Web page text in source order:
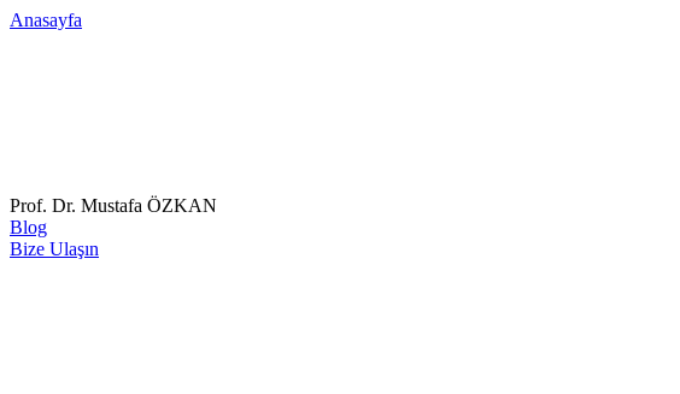
Anasayfa
Prof. Dr. Mustafa ÖZKAN
Blog
Bize Ulaşın